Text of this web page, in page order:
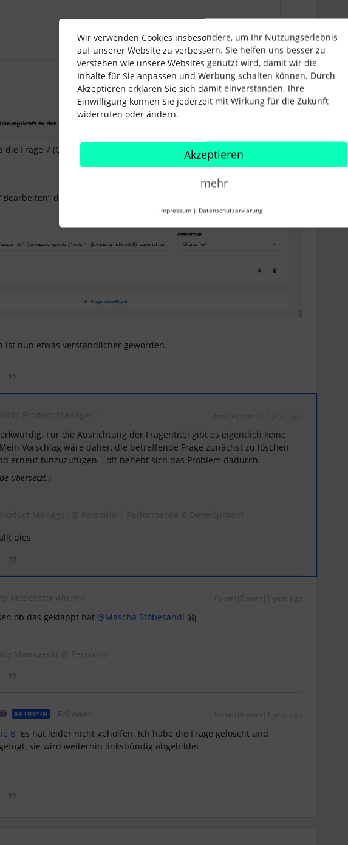
die Frage 7 (Offener Text) linksbündig ist, während die nächste Frage
drücke, habe ich nicht die Möglichkeit, die Ausrichtung zu
ist nun etwas verständlicher geworden.
Für die Ausrichtung der Fragentitel gibt es eigentlich keine
Vorschlag wäre daher, die betreffende Frage zunächst zu löschen
erneut hinzuzufügen – oft behebt sich das Problem dadurch.
übersetzt.)
dies
Moderator Alumni Forum|Forum|1 year ago
ob das geklappt hat @Mascha Stöbesand! 🤗
Managerin @ Personio
AUTOR*IN Follower Forum|Forum|1 year ago
B Es hat leider nicht geholfen. Ich habe die Frage gelöscht und
sie wird weiterhin linksbündig abgebildet.
Wir verwenden Cookies insbesondere, um Ihr Nutzungserlebnis
auf unserer Website zu verbessern. Sie helfen uns besser zu
verstehen wie unsere Websites genutzt wird, damit wir die
Inhalte für Sie anpassen und Werbung schalten können. Durch
Akzeptieren erklären Sie sich damit einverstanden. Ihre
Einwilligung können Sie jederzeit mit Wirkung für die Zukunft
widerrufen oder ändern.
Akzeptieren
mehr
Impressum | Datenschutzerklärung